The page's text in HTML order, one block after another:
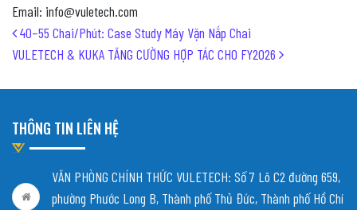
Email: info@vuletech.com
Post navigation
40–55 Chai/Phút: Case Study Máy Vặn Nắp Chai
VULETECH & KUKA TĂNG CƯỜNG HỢP TÁC CHO FY2026
THÔNG TIN LIÊN HỆ
VĂN PHÒNG CHÍNH THỨC VULETECH: Số 7 Lô C2 đường 659,
phường Phước Long B, Thành phố Thủ Đức, Thành phố Hồ Chí